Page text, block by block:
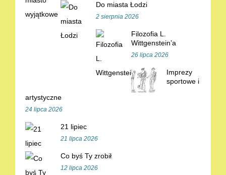
Do miasta Łodzi
2 sierpnia 2026
Filozofia L.
Wittgenstein’a
26 lipca 2026
Imprezy
sportowe i
artystyczne
24 lipca 2026
21 lipiec
21 lipca 2026
Co byś Ty zrobił
12 lipca 2026